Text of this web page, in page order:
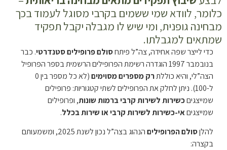
כלומר, לוודא שמי ששמים בקרבי מסוגל לעמוד בכך
מבחינה גופנית, ומי שיש לו מגבלה יקבל תפקיד
שמתאים למגבלתו.
כדי לייצר שפה אחידה, צה”ל פיתחסולם פרופילים סטנדרטי. כבר
בנובמבר 1997 הוגדרה רשימת הפרופילים הרשמית בספר הפרופיל
הצה”לי, והיא כוללתרק מספרים מסוימים
(לא כל מספר בין 0
ל-100). ניתן לחלק את הפרופילים לשתי קטגוריות: פרופילים
שמייצגיםכשירות לשירות קרבי ברמות שונות, ופרופילים
שמייצגיםאי-כשירות לשירות קרבי או שירות בכלל.
להלןסולם הפרופילים
הנהוג בצה”ל נכון לשנת 2025, ומשמעותם
בקצרה: